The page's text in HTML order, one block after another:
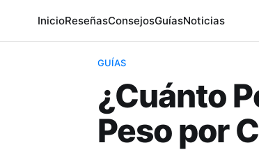
InicioReseñasConsejosGuíasNoticias
GUÍAS
¿Cuánto
Peso por